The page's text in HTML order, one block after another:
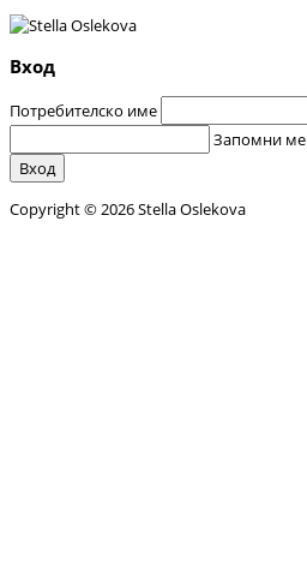
Вход
Потребителско име
Запомни ме
Вход
Copyright © 2026 Stella Oslekova